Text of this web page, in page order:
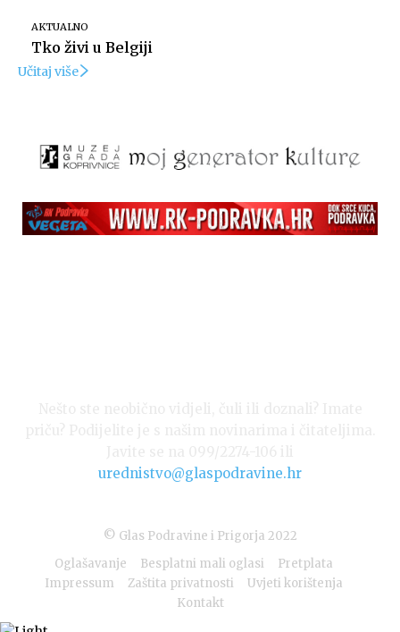
AKTUALNO
Tko živi u Belgiji
Učitaj više
urednistvo@glaspodravine.hr
© Glas Podravine i Prigorja 2022
Oglašavanje
Besplatni mali oglasi
Pretplata
Impressum
Zaštita privatnosti
Uvjeti korištenja
Kontakt